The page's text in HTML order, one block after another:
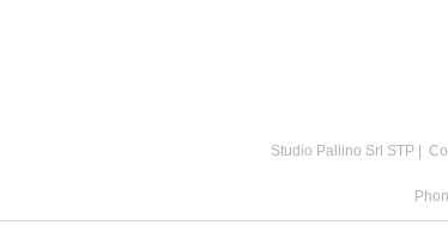
Studio Pallino Srl STP |